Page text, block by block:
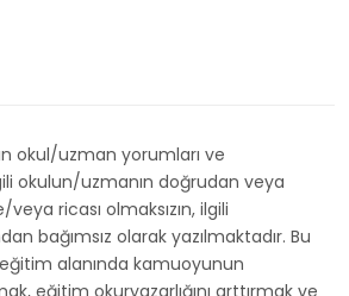
okul/uzman yorumları ve
okulun/uzmanın doğrudan veya
ricası olmaksızın, ilgili
bağımsız olarak yazılmaktadır. Bu
alanında kamuoyunun